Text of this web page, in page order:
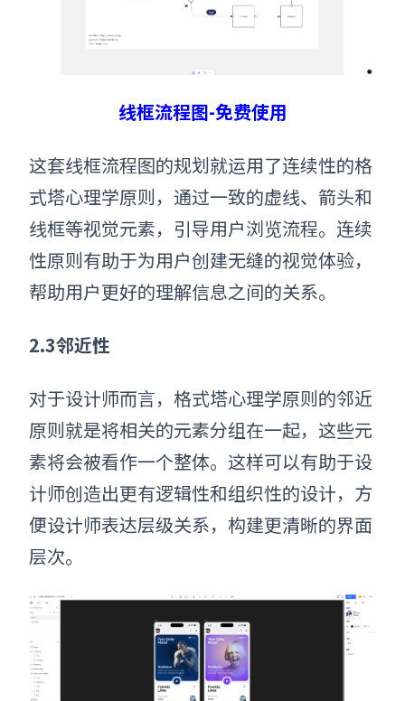
线框流程图-免费使用
这套线框流程图的规划就运用了连续性的格
式塔心理学原则，通过一致的虚线、箭头和
线框等视觉元素，引导用户浏览流程。连续
性原则有助于为用户创建无缝的视觉体验，
帮助用户更好的理解信息之间的关系。
2.3邻近性
对于设计师而言，格式塔心理学原则的邻近
原则就是将相关的元素分组在一起，这些元
素将会被看作一个整体。这样可以有助于设
计师创造出更有逻辑性和组织性的设计，方
便设计师表达层级关系，构建更清晰的界面
层次。